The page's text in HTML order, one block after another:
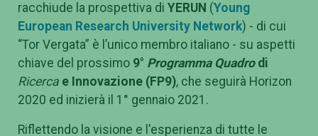
racchiude la prospettiva di YERUN (Young
European Research University Network) - di cui
“Tor Vergata” è l’unico membro italiano - su aspetti
chiave del prossimo 9° Programma Quadro di
Ricerca e Innovazione (FP9), che seguirà Horizon
2020 ed inizierà il 1° gennaio 2021.
Riflettendo la visione e l'esperienza di tutte le